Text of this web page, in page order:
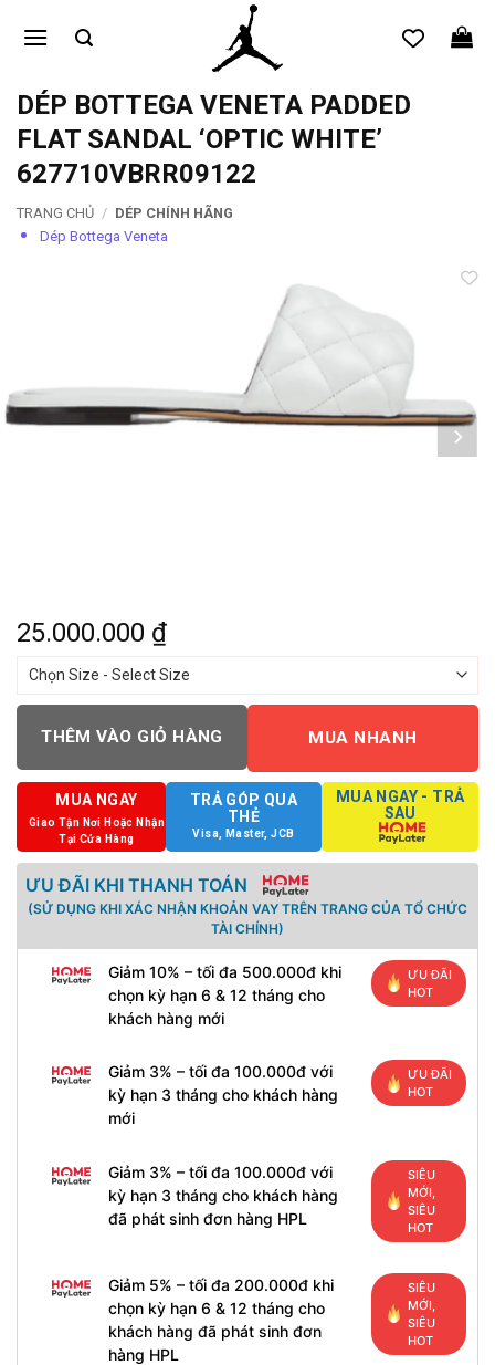
qua
dungDÉP BOTTEGA VENETA PADDED
FLAT SANDAL ‘OPTIC WHITE’
627710VBRR09122
TRANG CHỦ / DÉP CHÍNH HÃNG
Dép Bottega Veneta
25.000.000 ₫
THÊM VÀO GIỎ HÀNG MUA NHANH
MUA NGAY
Giao Tận Nơi Hoặc Nhận
Tại Cửa Hàng
TRẢ GÓP QUA
THẺ
Visa, Master, JCB
MUA NGAY - TRẢ
SAU
ƯU ĐÃI KHI THANH TOÁN
(SỬ DỤNG KHI XÁC NHẬN KHOẢN VAY TRÊN TRANG CỦA TỔ CHỨC
TÀI CHÍNH)
Giảm 10% – tối đa 500.000đ khi
chọn kỳ hạn 6 & 12 tháng cho
khách hàng mới
ƯU ĐÃI
HOT
Giảm 3% – tối đa 100.000đ với
kỳ hạn 3 tháng cho khách hàng
mới
ƯU ĐÃI
HOT
Giảm 3% – tối đa 100.000đ với
kỳ hạn 3 tháng cho khách hàng
đã phát sinh đơn hàng HPL
SIÊU
MỚI,
SIÊU
HOT
Giảm 5% – tối đa 200.000đ khi
chọn kỳ hạn 6 & 12 tháng cho
khách hàng đã phát sinh đơn
hàng HPL
SIÊU
MỚI,
SIÊU
HOT